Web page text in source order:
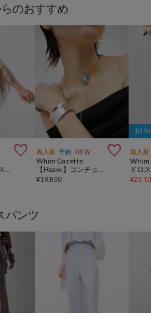
のおすすめ
 再入荷 予約 NEW 
Whim Gazette
¥19,800
10％
再入荷
Whim
ドロ
¥
パンツ